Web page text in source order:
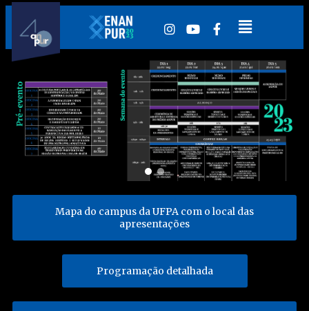
Mapa do campus da UFPA com o local das
apresentações
Programação detalhada